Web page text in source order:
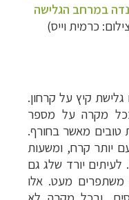
במרחב הגלישה
כרמית וייס)
קיץ על קרחון.
מקרה על מספר
טובים מאשר בחורף.
יותר קרח, ומשעות
לעיתים יורד שלג גם
משתפרים מעט. אלו